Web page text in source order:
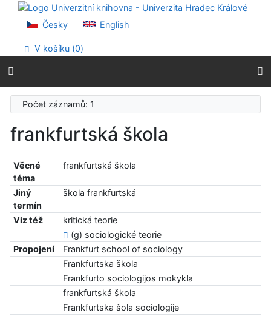
Přejít na obsah
Přejít na menu
Prohlášení o webové přístupnosti
Česky English
V košíku (0)
Počet záznamů: 1
frankfurtská škola
Věcné
téma
frankfurtská škola
Jiný
termín
škola frankfurtská
Viz též
kritická teorie
(g) sociologické teorie
Propojení
Frankfurt school of sociology
Frankfurtska škola
Frankfurto sociologijos mokykla
frankfurtská škola
Frankfurtska šola sociologije